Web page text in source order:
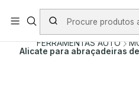
PORTES INCLUÍDOS EM
Início PRODUTOS
FERRAMENTAS AUTO
Alicate para abraçadeiras